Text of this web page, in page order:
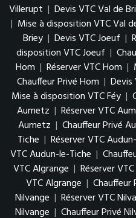
Villerupt | Devis VTC Val de
| Mise à disposition VTC Val
Briey | Devis VTC Joeuf |
disposition VTC Joeuf |
Hom | Réserver VTC Hom |
Chauffeur Privé Hom | Devis
Mise à disposition VTC Féy |
Aumetz | Réserver VTC
Aumetz | Chauffeur Privé
Tiche | Réserver VTC
VTC Audun-le-Tiche |
VTC Algrange | Réserver
VTC Algrange | Chauffeur
Nilvange | Réserver VTC
Nilvange | Chauffeur Privé